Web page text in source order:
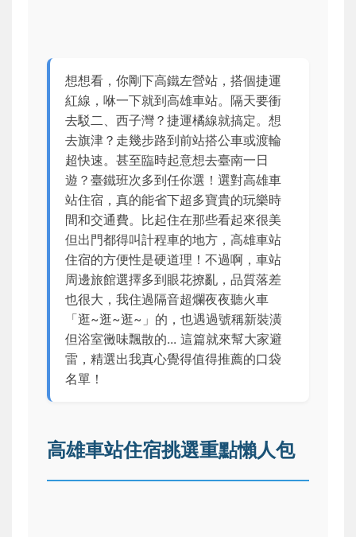
想想看，你剛下高鐵左營站，搭個捷運
紅線，咻一下就到高雄車站。隔天要衝
去駁二、西子灣？捷運橘線就搞定。想
去旗津？走幾步路到前站搭公車或渡輪
超快速。甚至臨時起意想去臺南一日
遊？臺鐵班次多到任你選！選對高雄車
站住宿，真的能省下超多寶貴的玩樂時
間和交通費。比起住在那些看起來很美
但出門都得叫計程車的地方，高雄車站
住宿的方便性是硬道理！不過啊，車站
周邊旅館選擇多到眼花撩亂，品質落差
也很大，我住過隔音超爛夜夜聽火車
「逛~逛~逛~」的，也遇過號稱新裝潢
但浴室黴味飄散的... 這篇就來幫大家避
雷，精選出我真心覺得值得推薦的口袋
名單！
高雄車站住宿挑選重點懶人包